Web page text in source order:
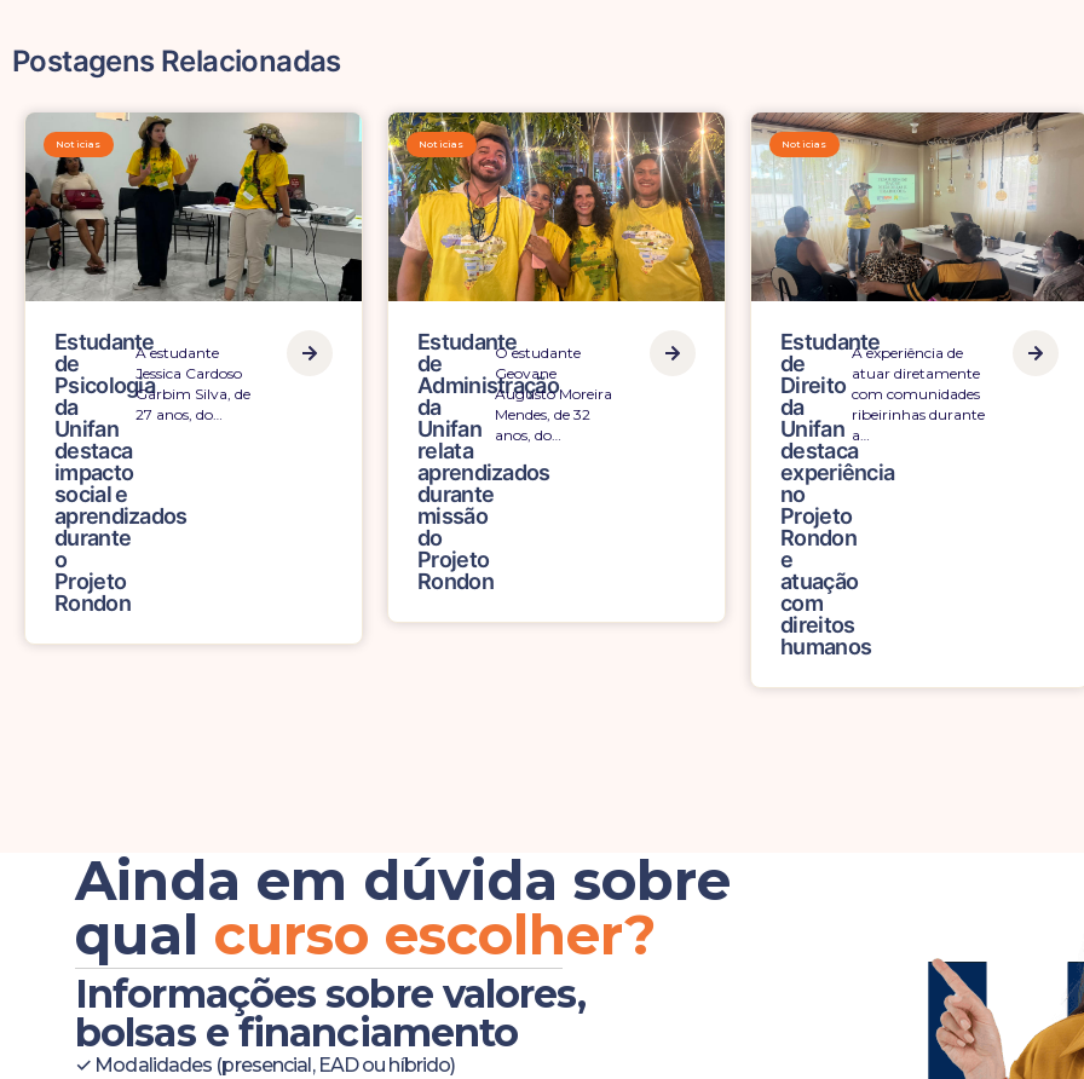
Postagens Relacionadas
Noticias
Estudante
de
Psicologia
da
Unifan
destaca
impacto
social e
aprendizados
durante
o
Projeto
Rondon
A estudante
Jessica Cardoso
Garbim Silva, de
27 anos, do…
Noticias
Estudante
de
Administração
da
Unifan
relata
aprendizados
durante
missão
do
Projeto
Rondon
O estudante
Geovane
Augusto Moreira
Mendes, de 32
anos, do…
Noticias
Estudante
de
Direito
da
Unifan
destaca
experiência
no
Projeto
Rondon
e
atuação
com
direitos
humanos
A experiência de
atuar diretamente
com comunidades
ribeirinhas durante
a…
Ainda em dúvida sobre
qual curso escolher?
Informações sobre valores,
bolsas e financiamento
✓ Modalidades (presencial, EAD ou híbrido)